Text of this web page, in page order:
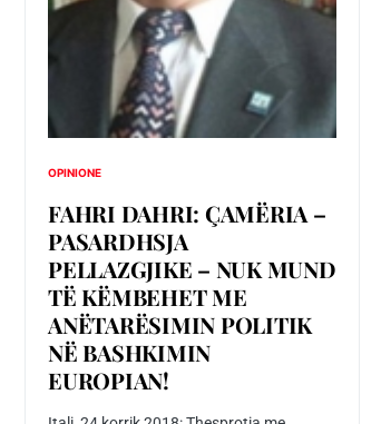
OPINIONE
FAHRI DAHRI: ÇAMËRIA –
PASARDHSJA
PELLAZGJIKE – NUK MUND
TË KËMBEHET ME
ANËTARËSIMIN POLITIK
NË BASHKIMIN
EUROPIAN!